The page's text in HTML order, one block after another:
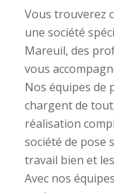
Vous trouverez
une société
Mareuil, des
vous
Nos équipes de
chargent de
réalisation
société de pose
travail bien et
Avec nos